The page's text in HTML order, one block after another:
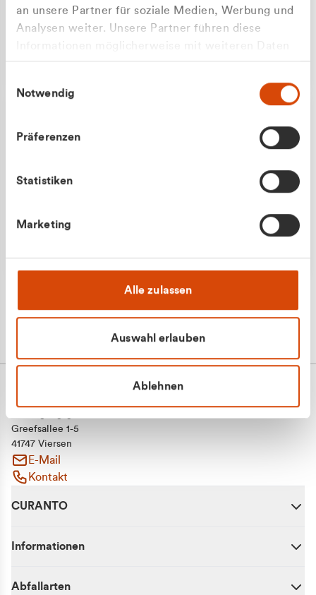
an unsere Partner für soziale Medien, Werbung und
Analysen weiter. Unsere Partner führen diese
zusammen, die Sie ihnen bereitgestellt haben oder
gesammelt haben.
Notwendig
Präferenzen
Statistiken
Marketing
Alle zulassen
Auswahl erlauben
Ablehnen
Zu welcher Kundengruppe
Apilash Balanesan
Greefsallee 1-5
41747 Viersen
E-Mail
Kontakt
CURANTO
Informationen
Abfallarten